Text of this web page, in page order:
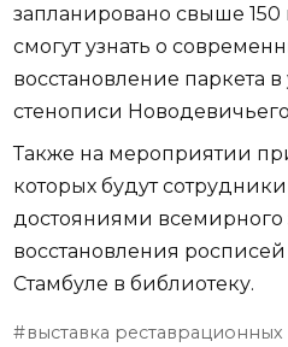
запланировано свыше 150
смогут узнать о
восстановление паркета
стенописи
Также на мероприятии
которых будут
достояниями
восстановления
Стамбуле в библиотеку.
выставка